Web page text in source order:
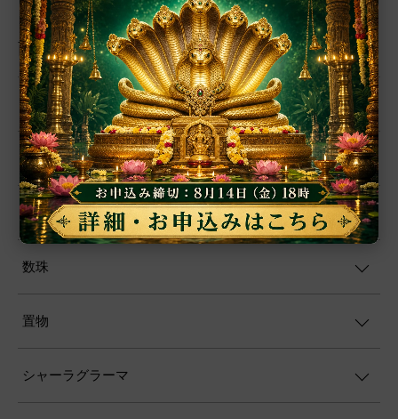
商品カテゴリー
アクセサリー
ルドラークシャ
ヤントラ
数珠
置物
シャーラグラーマ